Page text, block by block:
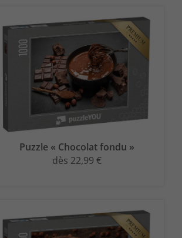
Puzzle « Chocolat fondu »
dès 22,99 €